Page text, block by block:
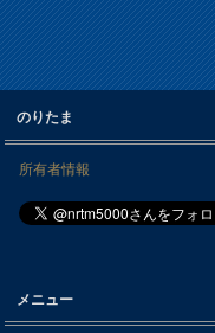
のりたま
所有者情報
メニュー